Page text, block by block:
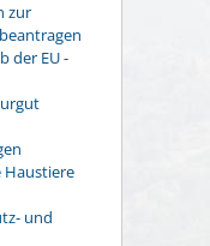
zur
der EU -
Haustiere
und